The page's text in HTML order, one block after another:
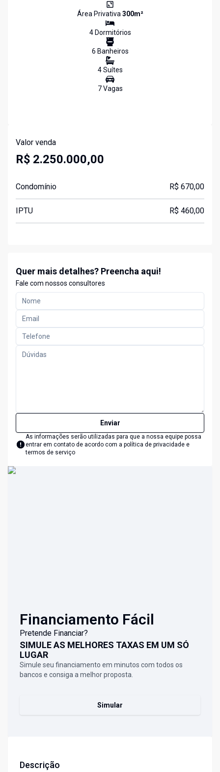
Área Privativa300m²
4Dormitórios
6 Banheiros
4Suítes
7Vagas
Valor venda
R$ 2.250.000,00
Condomínio R$ 670,00
IPTU R$ 460,00
Quer mais detalhes? Preencha aqui!
Fale com nossos consultores
Enviar
As informações serão utilizadas para que a nossa equipe possa
entrar em contato de acordo com a política de privacidade e
termos de serviço
Financiamento Fácil
Pretende Financiar?
SIMULE AS MELHORES TAXAS EM UM SÓ
LUGAR
Simule seu financiamento em minutos com todos os
bancos e consiga a melhor proposta.
Simular
Descrição